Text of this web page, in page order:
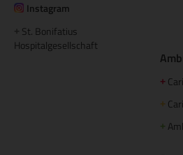
Instagram
St. Bonifatius
Hospitalgesellschaft
+
+
+